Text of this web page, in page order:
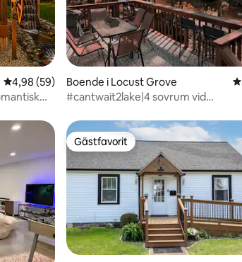
4,98 av 5 i genomsnittligt betyg, 59 omdömen
4,98 (59)
Boende i Locust Grove 5
#cantwait2lake|4 sovrum vid
Gästfavorit
Gästfavorit